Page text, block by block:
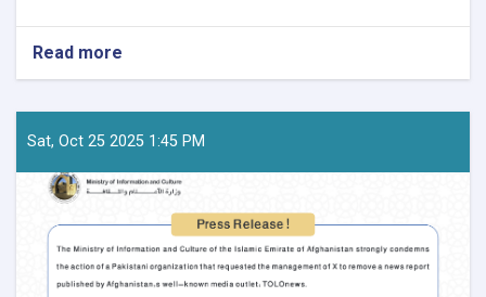
Read more
Official-
from-
the-
of-
and-
Culture
Sat, Oct 25 2025 1:45 PM